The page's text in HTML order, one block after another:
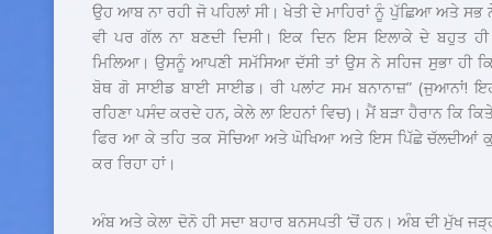
ਉਹ ਆਬ ਨਾ ਰਹੀ ਜੋ ਪਹਿਲਾਂ ਸੀ। ਖੇਤੀ ਦੇ ਮਾਹਿਰਾਂ ਨੂੰ ਪੁੱਛਿਆ ਅਤੇ
ਵੀ ਪਰ ਗੱਲ ਨਾ ਬਣਦੀ ਦਿਸੀ। ਇਕ ਦਿਨ ਇਸ ਇਲਾਕੇ ਦੇ ਬਹੁਤ ਹੀ
ਮਿਲਿਆ। ਉਸਨੂੰ ਆਪਣੀ ਸਮੱਸਿਆ ਦੱਸੀ ਤਾਂ ਉਸ ਨੇ ਸਹਿਜ ਸੁਭਾ ਹੀ
ਬੋਥ ਗੋ ਸਾਈਡ ਬਾਈ ਸਾਈਡ। ਰੀ ਪਲਾਂਟ ਸਮ ਬਨਾਨਾਜ਼” (ਜੁਆਨਾਂ!
ਰਹਿਣਾ ਪਸੰਦ ਕਰਦੇ ਹਨ, ਕੇਲੇ ਲਾ ਇਹਨਾਂ ਵਿਚ)। ਮੈਂ ਬੜਾ ਹੈਰਾਨ ਕਿ
ਫਿਰ ਆ ਕੇ ਤਹਿ ਤਕ ਸੋਚਿਆ ਅਤੇ ਘੋਖਿਆ ਅਤੇ ਇਸ ਪਿੱਛੇ ਚੱਲਦੀਆਂ
ਕਰ ਰਿਹਾ ਹਾਂ।
ਅੰਬ ਅਤੇ ਕੇਲਾ ਦੋਨੋ ਹੀ ਸਦਾ ਬਹਾਰ ਬਨਸਪਤੀ ‘ਚੋਂ ਹਨ। ਅੰਬ ਦੀ ਮੁੱਖ